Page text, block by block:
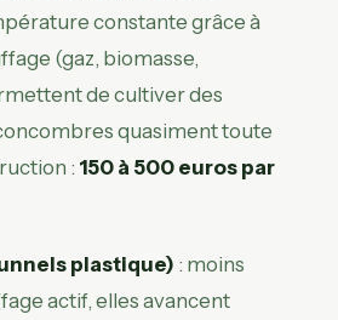
constante grâce à
(gaz, biomasse,
de cultiver des
quasiment toute
: 150 à 500 euros par
plastique) : moins
actif, elles avancent